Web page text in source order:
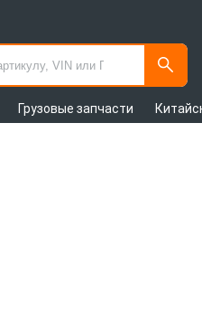
Грузовые запчасти